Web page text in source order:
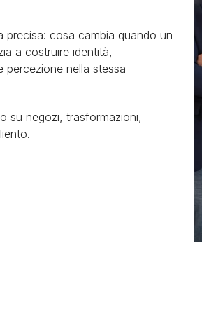
precisa: cosa cambia quando un
a costruire identità,
percezione nella stessa
su negozi, trasformazioni,